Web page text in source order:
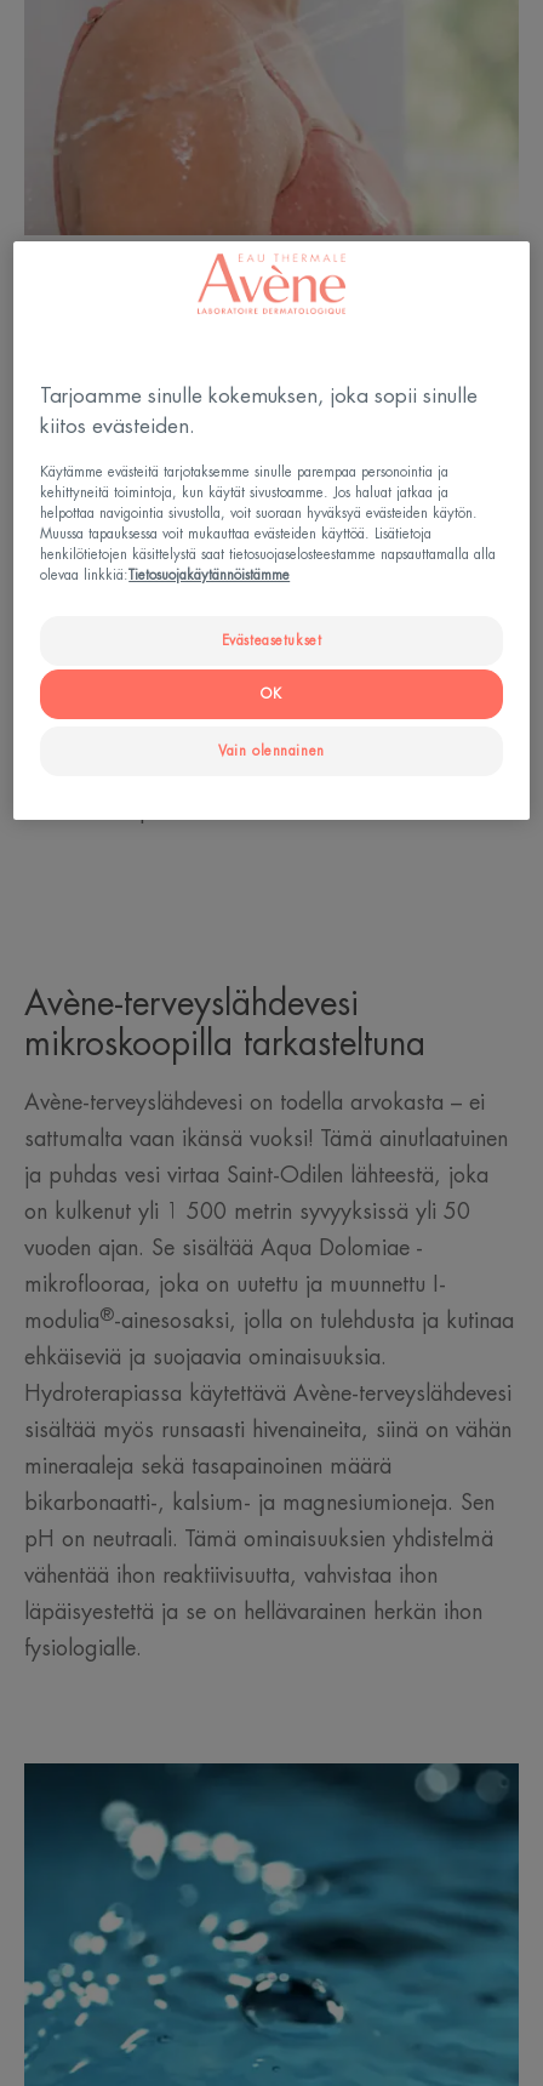
Terapeuttisesti käytettynä Avène-terveyslähdevesi
arpeutumista sekä hoitaa niin päänahkaa kuin
kynsiäkin. Kylpylämme lääkäri määrittelee sinulle
henkilökohtaisen hoito-ohjelman, joka kestää
ja tilanteesi mukaan. Kaikki hoidot toteutetaan
yksilöllisesti lämminhenkisessä ja välittävässä
ilmapiirissä. Moniammatillinen tiimi palvelee sinua:
hydroterapeutit, hydroesteetikot, hierojat ja
Avène-terveyslähdevesi
mikroskoopilla tarkasteltuna
Avène-terveyslähdevesi on todella arvokasta – ei
sattumalta vaan ikänsä vuoksi! Tämä ainutlaatuinen
ja puhdas vesi virtaa Saint-Odilen lähteestä, joka
on kulkenut yli 1 500 metrin syvyyksissä yli 50
vuoden ajan. Se sisältää Aqua Dolomiae -
mikroflooraa, joka on uutettu ja muunnettu I-
modulia®-ainesosaksi, jolla on tulehdusta ja kutinaa
ehkäiseviä ja suojaavia ominaisuuksia.
Hydroterapiassa käytettävä Avène-terveyslähdevesi
sisältää myös runsaasti hivenaineita, siinä on vähän
mineraaleja sekä tasapainoinen määrä
bikarbonaatti-, kalsium- ja magnesiumioneja. Sen
pH on neutraali. Tämä ominaisuuksien yhdistelmä
vähentää ihon reaktiivisuutta, vahvistaa ihon
läpäisyestettä ja se on hellävarainen herkän ihon
fysiologialle.
Tarjoamme sinulle kokemuksen, joka sopii sinulle
kiitos evästeiden.
Käytämme evästeitä tarjotaksemme sinulle parempaa personointia ja
kehittyneitä toimintoja, kun käytät sivustoamme. Jos haluat jatkaa ja
helpottaa navigointia sivustolla, voit suoraan hyväksyä evästeiden käytön.
Muussa tapauksessa voit mukauttaa evästeiden käyttöä. Lisätietoja
henkilötietojen käsittelystä saat tietosuojaselosteestamme napsauttamalla alla
olevaa linkkiä:
Tietosuojakäytännöistämme
Evästeasetukset
Vain olennainen
OK